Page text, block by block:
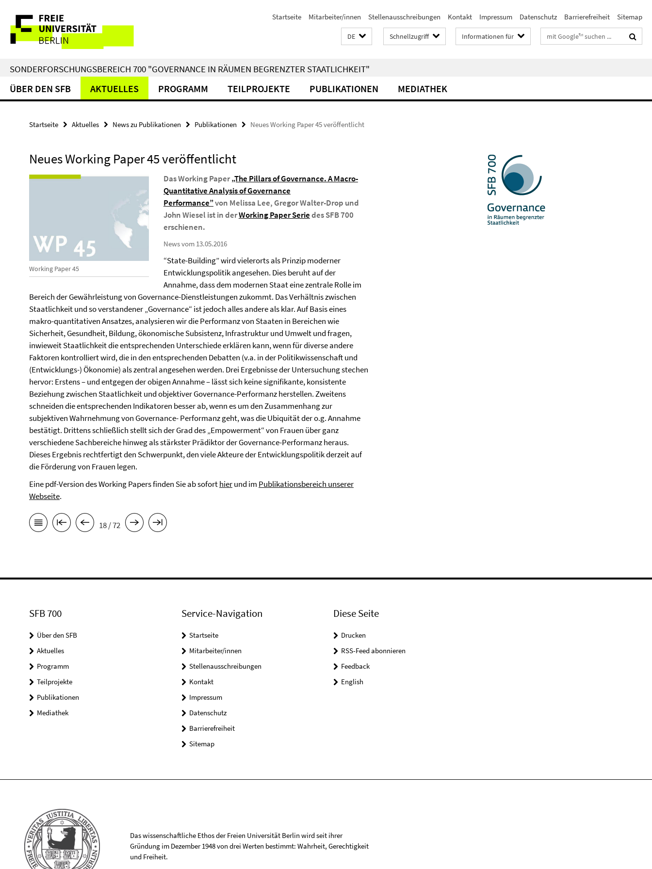
direkt
Inhalt
Service-
Navigation
Startseite Mitarbeiter/innen Stellenausschreibungen Kontakt Impressum Datenschutz Barrierefreiheit Sitemap
DE Schnellzugriff Informationen für Suchbegriffe
SONDERFORSCHUNGSBEREICH 700 "GOVERNANCE IN RÄUMEN BEGRENZTER STAATLICHKEIT"
ÜBER DEN SFB AKTUELLES PROGRAMM TEILPROJEKTE PUBLIKATIONEN MEDIATHEK
Startseite Aktuelles News zu Publikationen Publikationen Neues Working Paper 45 veröffentlicht
Neues Working Paper 45 veröffentlicht
Working Paper 45
Das Working Paper„The Pillars of Governance. A Macro-
Quantitative Analysis of Governance
Performance”von Melissa Lee, Gregor Walter-Drop und
John Wiesel ist in derWorking Paper Seriedes SFB 700
erschienen.
News vom 13.05.2016
“State-Building” wird vielerorts als Prinzip moderner
Entwicklungspolitik angesehen. Dies beruht auf der
Annahme, dass dem modernen Staat eine zentrale Rolle im
Bereich der Gewährleistung von Governance-Dienstleistungen zukommt. Das Verhältnis zwischen
Staatlichkeit und so verstandener „Governance“ ist jedoch alles andere als klar. Auf Basis eines
makro-quantitativen Ansatzes, analysieren wir die Performanz von Staaten in Bereichen wie
Sicherheit, Gesundheit, Bildung, ökonomische Subsistenz, Infrastruktur und Umwelt und fragen,
inwieweit Staatlichkeit die entsprechenden Unterschiede erklären kann, wenn für diverse andere
Faktoren kontrolliert wird, die in den entsprechenden Debatten (v.a. in der Politikwissenschaft und
(Entwicklungs-) Ökonomie) als zentral angesehen werden. Drei Ergebnisse der Untersuchung stechen
hervor: Erstens – und entgegen der obigen Annahme – lässt sich keine signifikante, konsistente
Beziehung zwischen Staatlichkeit und objektiver Governance-Performanz herstellen. Zweitens
schneiden die entsprechenden Indikatoren besser ab, wenn es um den Zusammenhang zur
subjektiven Wahrnehmung von Governance- Performanz geht, was die Ubiquität der o.g. Annahme
bestätigt. Drittens schließlich stellt sich der Grad des „Empowerment“ von Frauen über ganz
verschiedene Sachbereiche hinweg als stärkster Prädiktor der Governance-Performanz heraus.
Dieses Ergebnis rechtfertigt den Schwerpunkt, den viele Akteure der Entwicklungspolitik derzeit auf
die Förderung von Frauen legen.
Eine pdf-Version des Working Papers finden Sie ab soforthierund im Publikationsbereich unserer
Webseite.
18 / 72
SFB 700
Über den SFB
Aktuelles
Programm
Teilprojekte
Publikationen
Mediathek
Service-Navigation
Startseite
Mitarbeiter/innen
Stellenausschreibungen
Kontakt
Impressum
Datenschutz
Barrierefreiheit
Sitemap
Diese Seite
Drucken
RSS-Feed abonnieren
Feedback
English
Das wissenschaftliche Ethos der Freien Universität Berlin wird seit ihrer
Gründung im Dezember 1948 von drei Werten bestimmt: Wahrheit, Gerechtigkeit
und Freiheit.